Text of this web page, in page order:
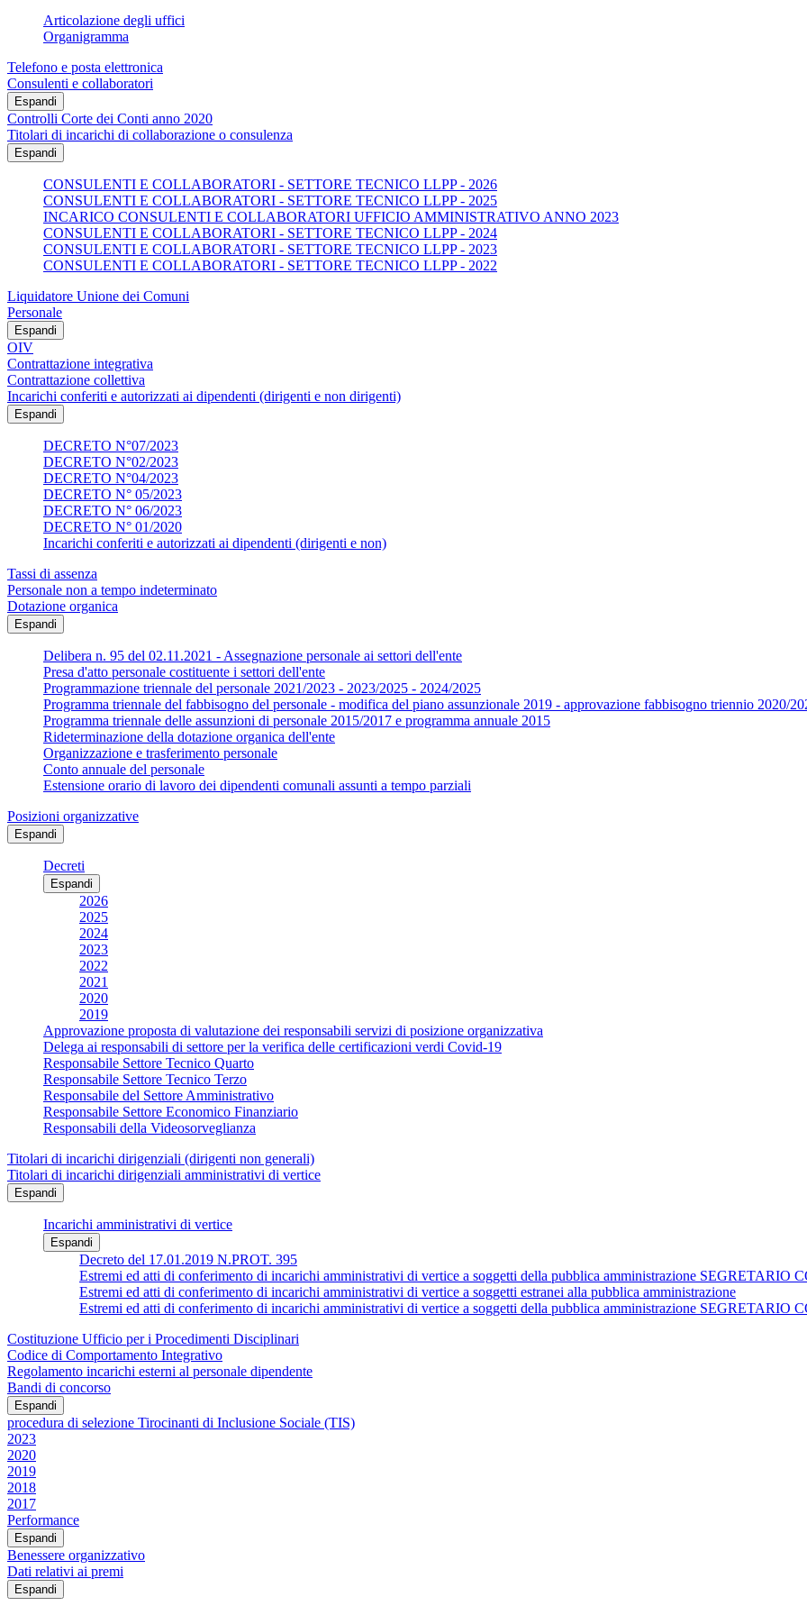
Articolazione degli uffici
Organigramma
Telefono e posta elettronica
Consulenti e collaboratori
Espandi
Controlli Corte dei Conti anno 2020
Titolari di incarichi di collaborazione o consulenza
Espandi
CONSULENTI E COLLABORATORI - SETTORE TECNICO LLPP - 2026
CONSULENTI E COLLABORATORI - SETTORE TECNICO LLPP - 2025
INCARICO CONSULENTI E COLLABORATORI UFFICIO AMMINISTRATIVO ANNO 2023
CONSULENTI E COLLABORATORI - SETTORE TECNICO LLPP - 2024
CONSULENTI E COLLABORATORI - SETTORE TECNICO LLPP - 2023
CONSULENTI E COLLABORATORI - SETTORE TECNICO LLPP - 2022
Liquidatore Unione dei Comuni
Personale
Espandi
OIV
Contrattazione integrativa
Contrattazione collettiva
Incarichi conferiti e autorizzati ai dipendenti (dirigenti e non dirigenti)
Espandi
DECRETO N°07/2023
DECRETO N°02/2023
DECRETO N°04/2023
DECRETO N° 05/2023
DECRETO N° 06/2023
DECRETO N° 01/2020
Incarichi conferiti e autorizzati ai dipendenti (dirigenti e non)
Tassi di assenza
Personale non a tempo indeterminato
Dotazione organica
Espandi
Delibera n. 95 del 02.11.2021 - Assegnazione personale ai settori dell'ente
Presa d'atto personale costituente i settori dell'ente
Programmazione triennale del personale 2021/2023 - 2023/2025 - 2024/2025
Programma triennale del fabbisogno del personale - modifica del piano assunzionale 2019 - approvazione fabbisogno triennio 2020/
Programma triennale delle assunzioni di personale 2015/2017 e programma annuale 2015
Rideterminazione della dotazione organica dell'ente
Organizzazione e trasferimento personale
Conto annuale del personale
Estensione orario di lavoro dei dipendenti comunali assunti a tempo parziali
Posizioni organizzative
Espandi
Decreti
Espandi
2026
2025
2024
2023
2022
2021
2020
2019
Approvazione proposta di valutazione dei responsabili servizi di posizione organizzativa
Delega ai responsabili di settore per la verifica delle certificazioni verdi Covid-19
Responsabile Settore Tecnico Quarto
Responsabile Settore Tecnico Terzo
Responsabile del Settore Amministrativo
Responsabile Settore Economico Finanziario
Responsabili della Videosorveglianza
Titolari di incarichi dirigenziali (dirigenti non generali)
Titolari di incarichi dirigenziali amministrativi di vertice
Espandi
Incarichi amministrativi di vertice
Espandi
Decreto del 17.01.2019 N.PROT. 395
Estremi ed atti di conferimento di incarichi amministrativi di vertice a soggetti della pubblica amministrazione
Estremi ed atti di conferimento di incarichi amministrativi di vertice a soggetti estranei alla pubblica amministrazione
Estremi ed atti di conferimento di incarichi amministrativi di vertice a soggetti della pubblica amministrazione
Costituzione Ufficio per i Procedimenti Disciplinari
Codice di Comportamento Integrativo
Regolamento incarichi esterni al personale dipendente
Bandi di concorso
Espandi
procedura di selezione Tirocinanti di Inclusione Sociale (TIS)
2023
2020
2019
2018
2017
Performance
Espandi
Benessere organizzativo
Dati relativi ai premi
Espandi